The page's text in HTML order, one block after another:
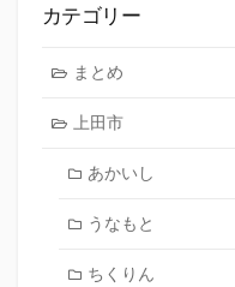
カテゴリー
まとめ
上田市
あかいし
うなもと
ちくりん